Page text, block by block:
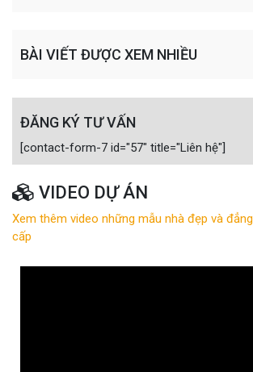
BÀI VIẾT ĐƯỢC XEM NHIỀU
ĐĂNG KÝ TƯ VẤN
[contact-form-7 id="57" title="Liên hệ"]
VIDEO DỰ ÁN
Xem thêm video những mẫu nhà đẹp và đẳng
cấp